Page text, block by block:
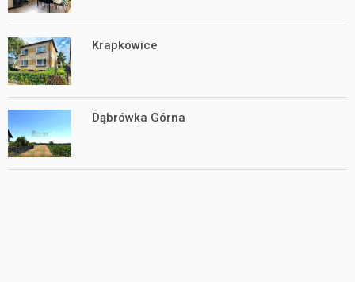
Krapkowice
Dąbrówka Górna